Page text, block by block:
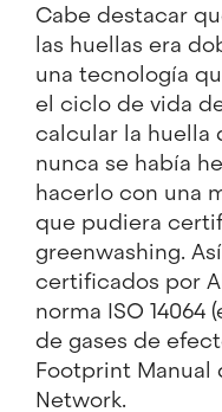
Cabe destacar
las huellas era
una tecnología
el ciclo de vida
calcular la huella
nunca se había
hacerlo con una
que pudiera
greenwashing.
certificados por
norma ISO 14064
de gases de
Footprint Manual
Network.